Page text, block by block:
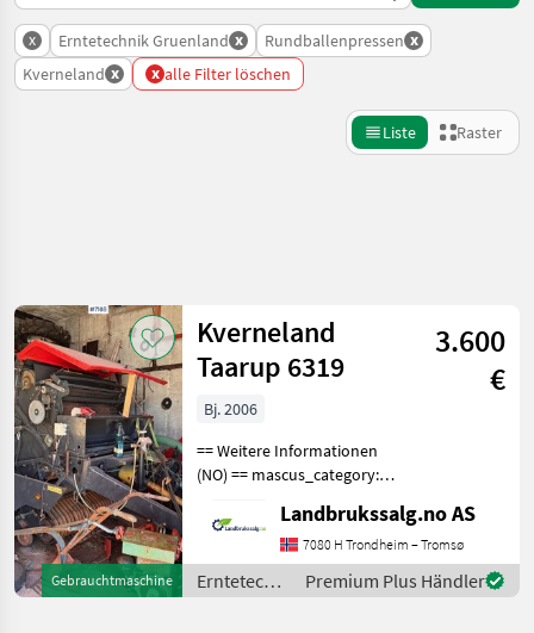
x Erntetechnik Gruenland x Rundballenpressen x
Kverneland x x alle Filter löschen
Liste Raster
Kategorie 4 Land Filter
AKTUELLER
PFAD
Landtechnik
Erntetechnik
Gruenland
Rundballenpressen
Zurücksetzen
1
Ergebnisse
anzeigen
Gebrauchtmaschine
Kverneland
Taarup 6319
3.600
€
Bj. 2006
== Weitere Informationen
(NO) == mascus_category:
geben Sie auf Anfrage die
Referenznummer an: 7168
Weitere Bilder finden Sie
unter en.landbru
Landbrukssalg.no AS
7080 H Trondheim – Tromsø
Erntetechnik
Grünland /
Premium Plus Händler